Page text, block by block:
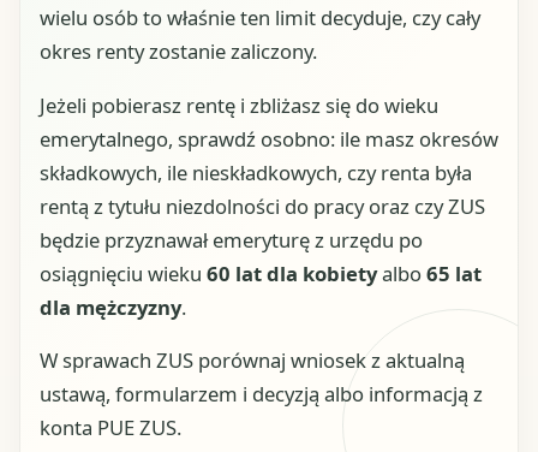
wielu osób to właśnie ten limit decyduje, czy cały
okres renty zostanie zaliczony.
Jeżeli pobierasz rentę i zbliżasz się do wieku
emerytalnego, sprawdź osobno: ile masz okresów
składkowych, ile nieskładkowych, czy renta była
rentą z tytułu niezdolności do pracy oraz czy ZUS
będzie przyznawał emeryturę z urzędu po
osiągnięciu wieku 60 lat dla kobietyalbo65 lat
dla mężczyzny.
W sprawach ZUS porównaj wniosek z aktualną
ustawą, formularzem i decyzją albo informacją z
konta PUE ZUS.